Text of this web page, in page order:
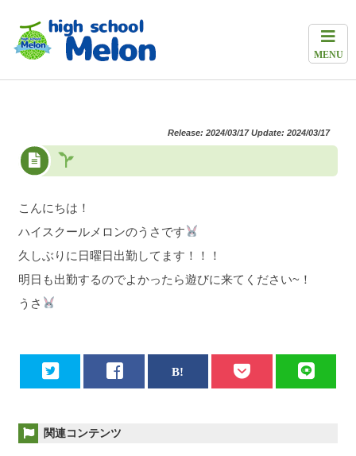
MENU
Release: 2024/03/17 Update: 2024/03/17
こんにちは！
ハイスクールメロンのうさです
久しぶりに日曜日出勤してます！！！
明日も出勤するのでよかったら遊びに来てください~！
うさ
関連コンテンツ